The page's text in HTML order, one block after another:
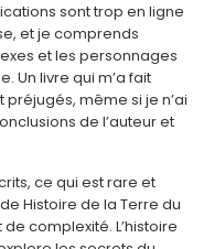
sont trop en ligne
et je comprends
et les personnages
Un livre qui m’a fait
même si je n’ai
de l’auteur et
ce qui est rare et
Histoire de la Terre du
complexité. L’histoire